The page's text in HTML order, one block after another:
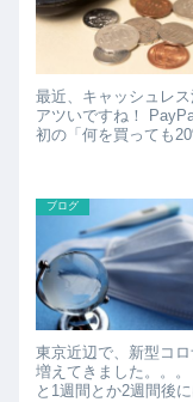
最近、キャッシュレ
アツいですね！ PayPayとかLINE Payとか。 さすがに開始した当
初の「何を買っても
ブログ
東京近辺で、新型コ
増えてきました。。。 感染経路も不明な人が増えてきたので、あ
と1週間とか2週間後に